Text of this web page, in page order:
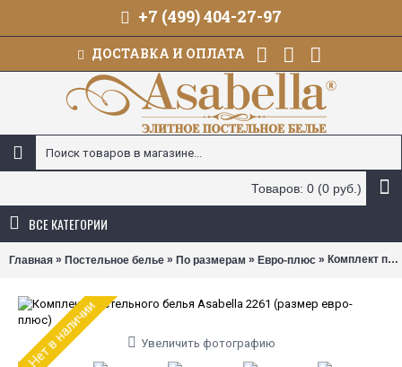
+7 (499) 404-27-97
ДОСТАВКА И ОПЛАТА
Товаров: 0 (0 руб.)
ВСЕ КАТЕГОРИИ
Главная » Постельное белье » По размерам » Евро-плюс » Комплект постельного белья Asabella 2261 (размер евро-плюс)
Нет в наличии Увеличить фотографию